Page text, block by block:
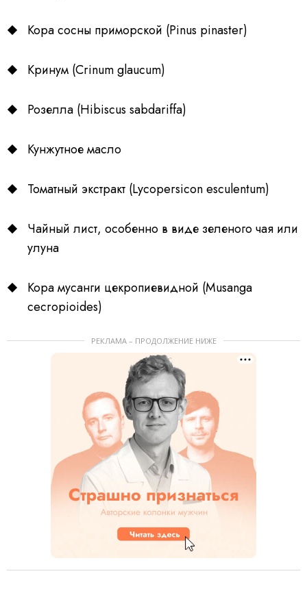
Кора сосны приморской (Pinus pinaster)
Кринум (Crinum glaucum)
Розелла (Hibiscus sabdariffa)
Кунжутное масло
Томатный экстракт (Lycopersicon esculentum)
Чайный лист, особенно в виде зеленого чая или
улуна
Кора мусанги цекропиевидной (Musanga
cecropioides)
РЕКЛАМА – ПРОДОЛЖЕНИЕ НИЖЕ